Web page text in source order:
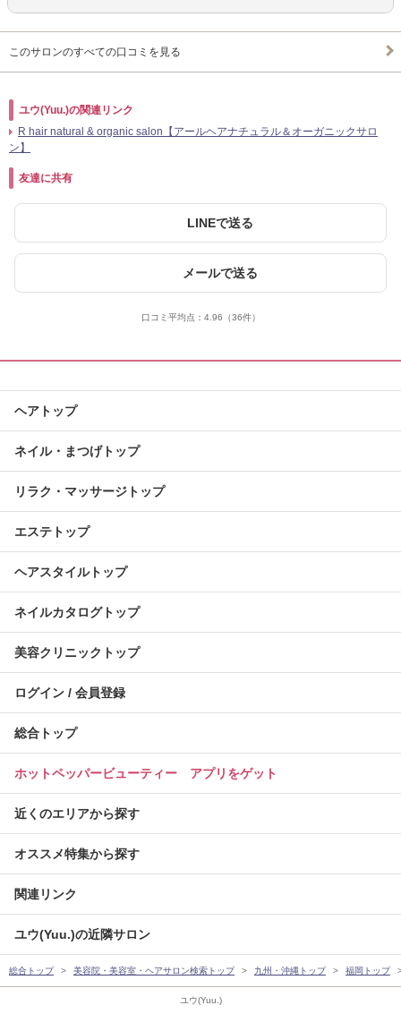
ユウ(Yuu.)
このサロンのすべての口コミを見る
ユウ(Yuu.)の関連リンク
R hair natural & organic salon【アールヘアナチュラル＆オーガニックサロ
ン】
友達に共有
LINEで送る
メールで送る
口コミ平均点： 4.96 （36件）
ヘアトップ
ネイル・まつげトップ
リラク・マッサージトップ
エステトップ
ヘアスタイルトップ
ネイルカタログトップ
美容クリニックトップ
ログイン / 会員登録
総合トップ
ホットペッパービューティー アプリをゲット
近くのエリアから探す
オススメ特集から探す
関連リンク
ユウ(Yuu.)の近隣サロン
総合トップ 美容院・美容室・ヘアサロン検索トップ 九州・沖縄トップ 福岡トップ